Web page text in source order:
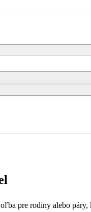
August
PO UT ST ŠT
pre rodiny alebo